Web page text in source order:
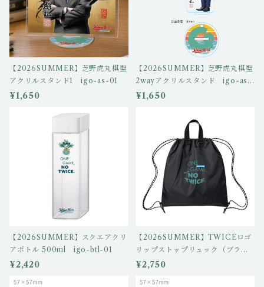
【2026SUMMER】芝野虎丸棋聖
アクリルスタンド1 igo-as-01
¥1,650
【2026SUMMER】芝野虎丸棋聖
2wayアクリルスタンド igo-as-
02
¥1,650
【2026SUMMER】スクエアクリ
アボトル 500ml igo-btl-01
¥2,420
【2026SUMMER】TWICEロゴ
リップストップリュック（ブラッ
ク）igo-ns-02
¥2,750